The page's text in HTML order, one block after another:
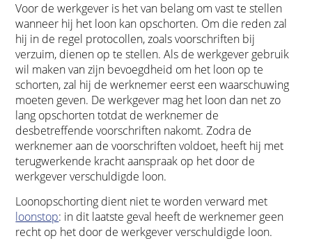
Voor de werkgever is het van belang om vast te stellen
wanneer hij het loon kan opschorten. Om die reden zal
hij in de regel protocollen, zoals voorschriften bij
verzuim, dienen op te stellen. Als de werkgever gebruik
wil maken van zijn bevoegdheid om het loon op te
schorten, zal hij de werknemer eerst een waarschuwing
moeten geven. De werkgever mag het loon dan net zo
lang opschorten totdat de werknemer de
desbetreffende voorschriften nakomt. Zodra de
werknemer aan de voorschriften voldoet, heeft hij met
terugwerkende kracht aanspraak op het door de
werkgever verschuldigde loon.
Loonopschorting dient niet te worden verward met
loonstop: in dit laatste geval heeft de werknemer geen
recht op het door de werkgever verschuldigde loon.